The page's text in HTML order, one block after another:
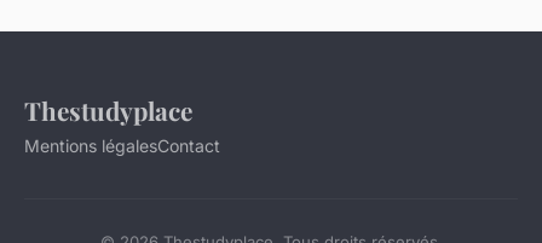
Thestudyplace
Mentions légalesContact